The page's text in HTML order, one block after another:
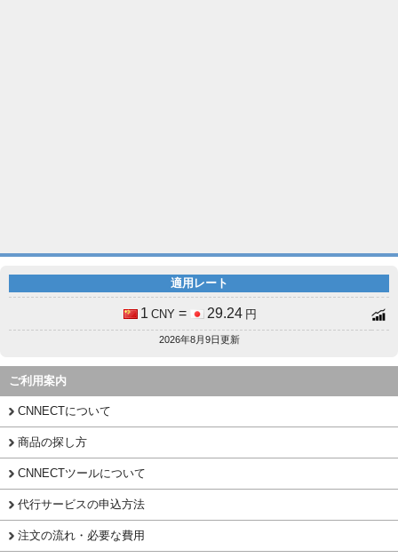
適用レート
1 CNY = 29.24 円
2026年8月9日更新
ご利用案内
CNNECTについて
商品の探し方
CNNECTツールについて
代行サービスの申込方法
注文の流れ・必要な費用